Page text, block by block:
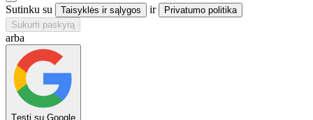
Sutinku su Taisyklės ir sąlygos ir
Privatumo politika
Sukurti paskyrą
arba
Tęsti su Google